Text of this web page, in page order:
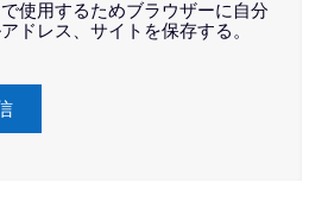
使用するためブラウザーに自分
ドレス、サイトを保存する。